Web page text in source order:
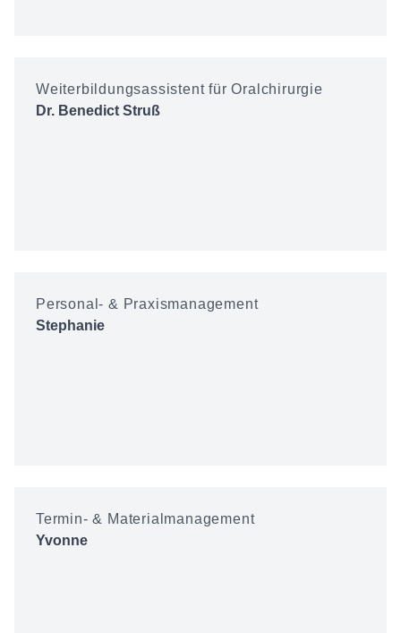
Weiterbildungsassistent für Oralchirurgie
Dr. Benedict Struß
Personal- & Praxismanagement
Stephanie
Termin- & Materialmanagement
Yvonne